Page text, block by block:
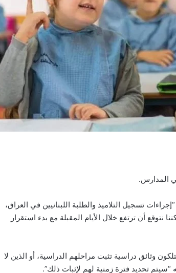
المدارس.
تسجيل التلاميذ والطلبة اللبنانيين في العراق،
نتوقع أن ترتفع خلال الأيام المقبلة مع بدء استقرار
وثائق دراسية تثبت مراحلهم الدراسية، أو الذين لا
“سيتم تحديد فترة زمنية لهم لإثبات ذلك”.